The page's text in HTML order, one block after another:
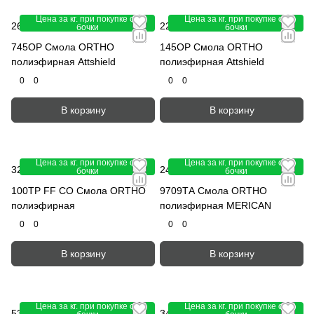
Цена за кг. при покупке от
бочки
265 руб.
745ОР Смола ORTHO
полиэфирная Attshield
0 0
В корзину
Цена за кг. при покупке от
бочки
224.55 руб. 249.50 руб. -10%
145OP Смола ORTHO
полиэфирная Attshield
0 0
В корзину
Цена за кг. при покупке от
бочки
324.90 руб. 361 руб. -10%
100TP FF CO Смола ORTHO
полиэфирная
0 0
В корзину
Цена за кг. при покупке от
бочки
243 руб. 270 руб. -10%
9709ТА Смола ORTHO
полиэфирная MERICAN
0 0
В корзину
Цена за кг. при покупке от
Цена за кг. при покупке от